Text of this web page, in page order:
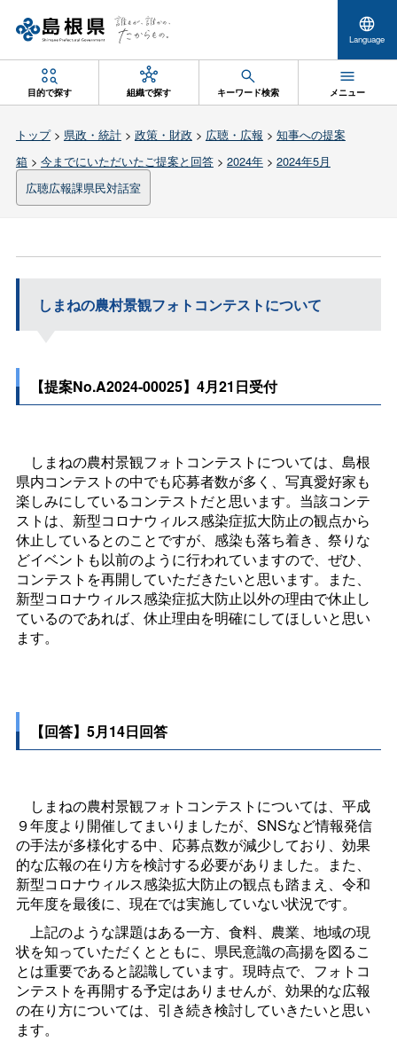
Language
目的で探す 組織で探す キーワード検索 メニュー
トップ> 県政・統計> 政策・財政 > 広聴・広報 > 知事への提案
箱> 今までにいただいたご提案と回答> 2024年> 2024年5月
広聴広報課県民対話室
しまねの農村景観フォトコンテストについて
【提案No.A2024-00025】4月21日受付
しまねの農村景観フォトコンテストについては、島根
県内コンテストの中でも応募者数が多く、写真愛好家も
楽しみにしているコンテストだと思います。当該コンテ
ストは、新型コロナウィルス感染症拡大防止の観点から
休止しているとのことですが、感染も落ち着き、祭りな
どイベントも以前のように行われていますので、ぜひ、
コンテストを再開していただきたいと思います。また、
新型コロナウィルス感染症拡大防止以外の理由で休止し
ているのであれば、休止理由を明確にしてほしいと思い
ます。
【回答】5月14日回答
しまねの農村景観フォトコンテストについては、平成
９年度より開催してまいりましたが、SNSなど情報発信
の手法が多様化する中、応募点数が減少しており、効果
的な広報の在り方を検討する必要がありました。また、
新型コロナウィルス感染拡大防止の観点も踏まえ、令和
元年度を最後に、現在では実施していない状況です。
上記のような課題はある一方、食料、農業、地域の現
状を知っていただくとともに、県民意識の高揚を図るこ
とは重要であると認識しています。現時点で、フォトコ
ンテストを再開する予定はありませんが、効果的な広報
の在り方については、引き続き検討していきたいと思い
ます。